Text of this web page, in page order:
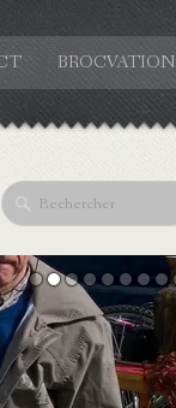
BROCVATION